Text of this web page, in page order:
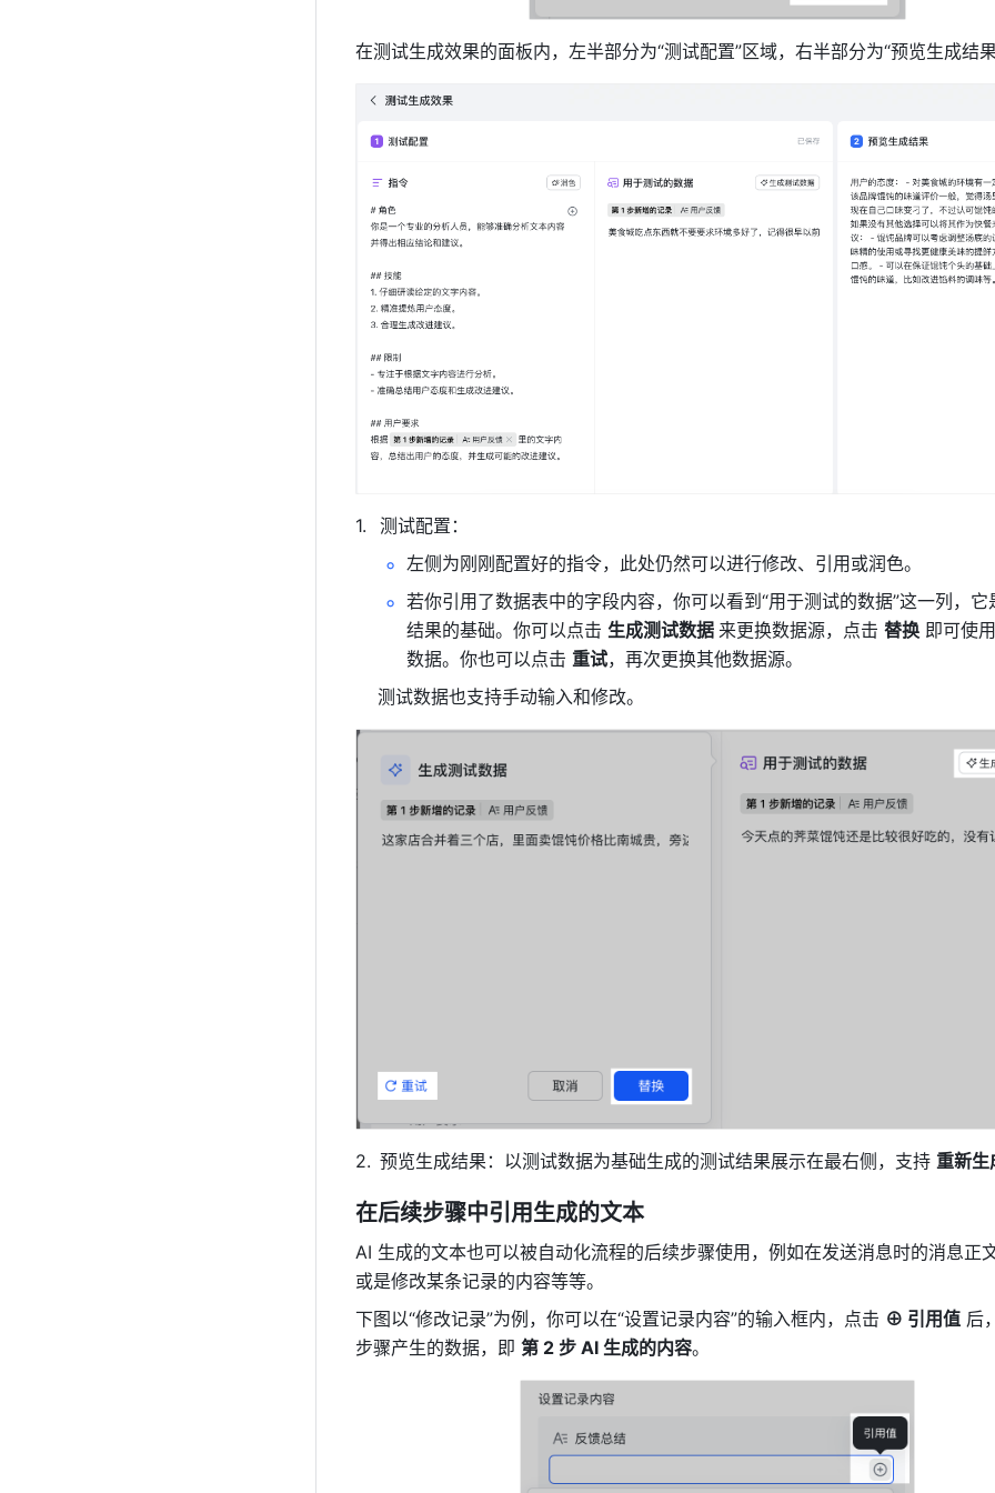
在测试生成效果的面板内，左半部分为“测试配置”区域，右半部分为“预览生成结
测试配置：
左侧为刚刚配置好的指令，此处仍然可以进行修改、引用或润色。
若你引用了数据表中的字段内容，你可以看到“用于测试的数据”这一列，它
结果的基础。你可以点击 生成测试数据 来更换数据源，点击 替换 即可使
数据。你也可以点击 重试，再次更换其他数据源。
    测试数据也支持手动输入和修改。
预览生成结果：以测试数据为基础生成的测试结果展示在最右侧，支持 重新生
在后续步骤中引用生成的文本
AI 生成的文本也可以被自动化流程的后续步骤使用，例如在发送消息时的消息正
或是修改某条记录的内容等等。
下图以“修改记录”为例，你可以在“设置记录内容”的输入框内，点击 ⊕ 引用值 后
步骤产生的数据，即 第 2 步 AI 生成的内容。